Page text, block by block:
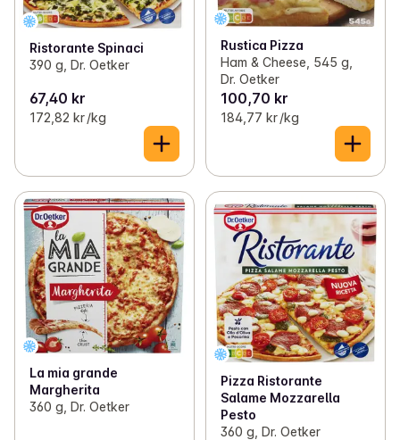
Ristorante Spinaci
390 g, Dr. Oetker
67,40 kr
172,82 kr /kg
Rustica Pizza
Ham & Cheese, 545 g,
Dr. Oetker
100,70 kr
184,77 kr /kg
La mia grande
Margherita
360 g, Dr. Oetker
Pizza Ristorante
Salame Mozzarella
Pesto
360 g, Dr. Oetker